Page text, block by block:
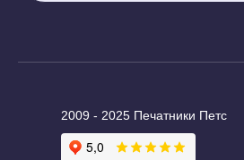
2009 - 2025 Печатники Петс